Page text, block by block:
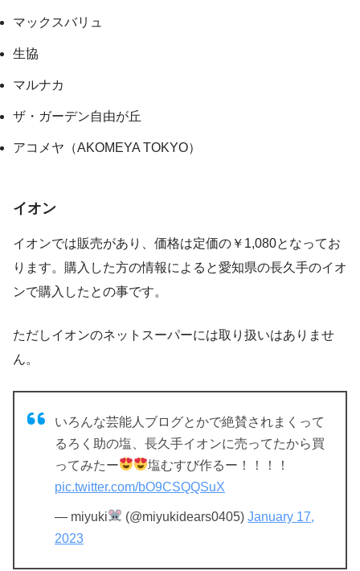
マックスバリュ
生協
マルナカ
ザ・ガーデン自由が丘
アコメヤ（AKOMEYA TOKYO）
イオン
イオンでは販売があり、価格は定価の￥1,080となってお
ります。購入した方の情報によると愛知県の長久手のイオ
ンで購入したとの事です。
ただしイオンのネットスーパーには取り扱いはありませ
ん。
いろんな芸能人ブログとかで絶賛されまくって
るろく助の塩、長久手イオンに売ってたから買
ってみたー
塩むすび作るー！！！！
pic.twitter.com/bO9CSQQSuX
— miyuki (@miyukidears0405)January 17,
2023